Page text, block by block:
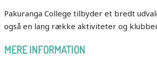
Pakuranga College tilbyder et bredt
også en lang række aktiviteter og
MERE INFORMATION